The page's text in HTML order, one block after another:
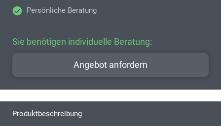
Persönliche Beratung
Sie benötigen individuelle Beratung:
Angebot anfordern
Produktbeschreibung